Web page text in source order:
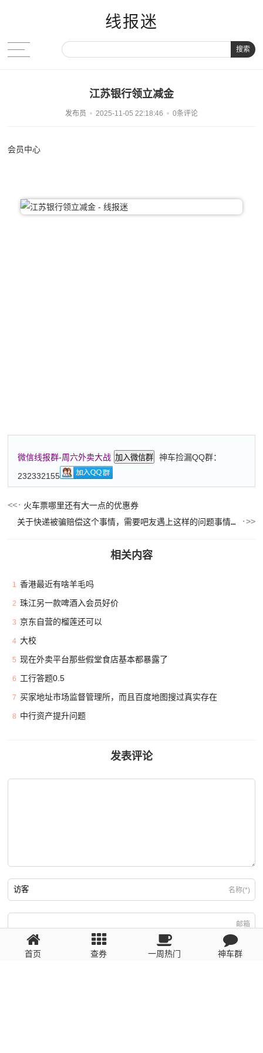
线报迷
搜索
江苏银行领立减金
发布员 2025-11-05 22:18:46 0条评论
会员中心
微信线报群-周六外卖大战 加入微信群
神车捡漏QQ群：
232332155
火车票哪里还有大一点的优惠券
关于快递被骗赔偿这个事情，需要吧友遇上这样的问题事情，死里投诉
相关内容
1 香港最近有啥羊毛吗
2 珠江另一款啤酒入会员好价
3 京东自营的榴莲还可以
4 大校
5 现在外卖平台那些假堂食店基本都暴露了
6 工行答题0.5
7 买家地址市场监督管理所，而且百度地图搜过真实存在
8 中行资产提升问题
发表评论
名称(*)
邮箱
回复需填写必要信息
首页 查券 一周热门 神车群